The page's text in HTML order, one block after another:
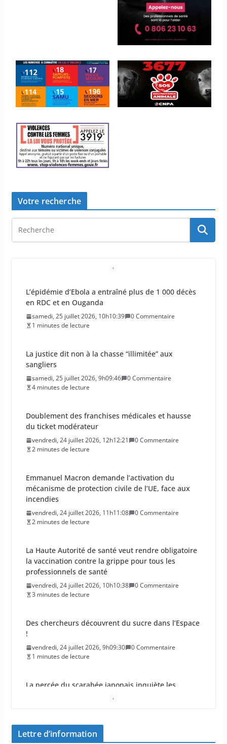
Votre recherche
L’épidémie d’Ebola a entraîné plus de 1 000 décès
en RDC et en Ouganda
samedi, 25 juillet 2026, 10h10:39
0 Commentaire
1 minutes de lecture
La justice dit non à la chasse “illimitée” aux
sangliers
samedi, 25 juillet 2026, 9h09:46
0 Commentaire
4 minutes de lecture
Doublement des franchises médicales et hausse
du ticket modérateur
vendredi, 24 juillet 2026, 12h12:21
0 Commentaire
2 minutes de lecture
Emmanuel Macron demande l’activation du
mécanisme de protection civile de l’UE, face aux
incendies
vendredi, 24 juillet 2026, 11h11:08
0 Commentaire
2 minutes de lecture
La Haute Autorité de santé veut rendre obligatoire
la vaccination contre la grippe pour tous les
professionnels de santé
vendredi, 24 juillet 2026, 10h10:38
0 Commentaire
3 minutes de lecture
Des chercheurs découvrent du sucre dans l’Espace
!
vendredi, 24 juillet 2026, 9h09:30
0 Commentaire
1 minutes de lecture
La percée du scarabée japonais inquiète les
Lettre d’information